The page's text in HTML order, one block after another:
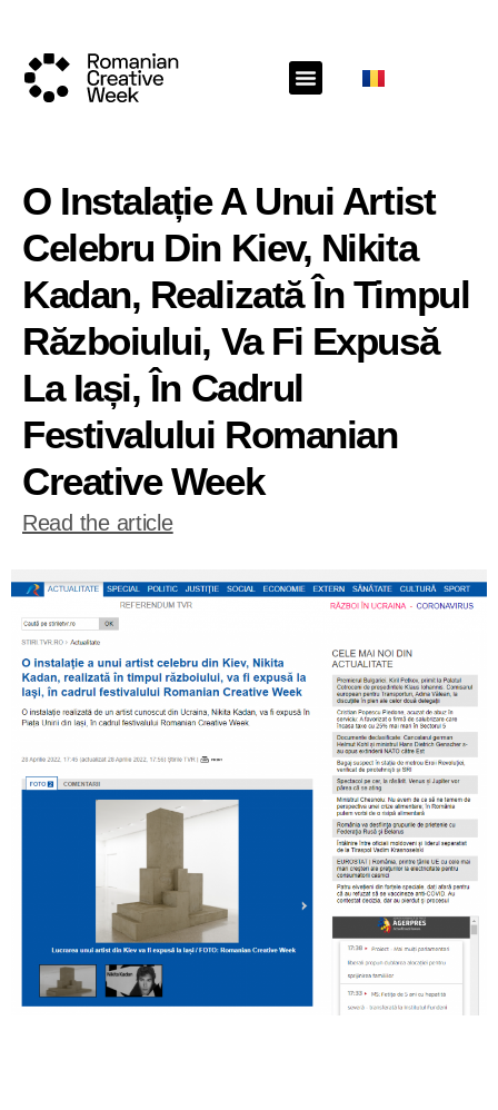
O Instalație A Unui Artist
Celebru Din Kiev, Nikita
Kadan, Realizată În Timpul
Războiului, Va Fi Expusă
La Iași, În Cadrul
Festivalului Romanian
Creative Week
Read the article